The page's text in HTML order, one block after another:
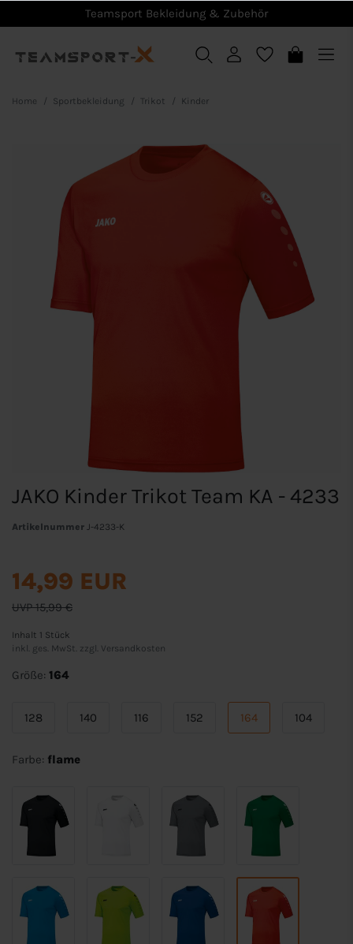
Teamsport Bekleidung & Zubehör
Home Sportbekleidung Trikot Kinder
JAKO Kinder Trikot Team KA - 4233
Artikelnummer J-4233-K
UVP 15,99 €
14,99 EUR
Inhalt 1 Stück
inkl. ges. MwSt. zzgl.
Versandkosten
Größe: 164
128 140 116 152 164 104
Farbe: flame